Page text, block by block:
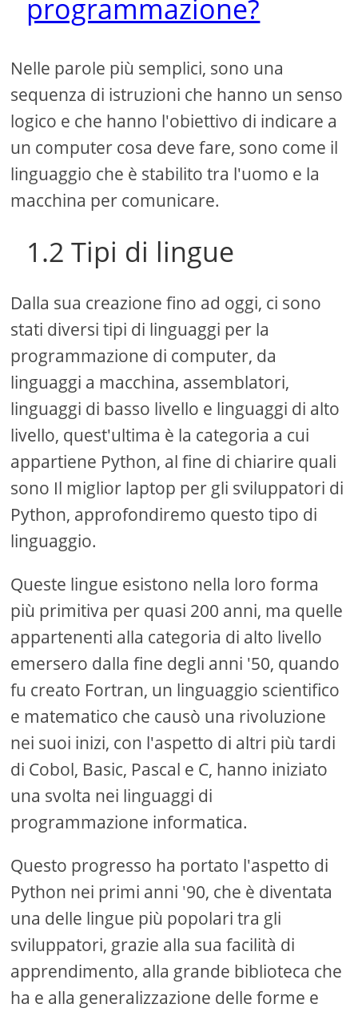
programmazione?
Nelle parole più semplici, sono una
sequenza di istruzioni che hanno un senso
logico e che hanno l'obiettivo di indicare a
un computer cosa deve fare, sono come il
linguaggio che è stabilito tra l'uomo e la
macchina per comunicare.
1.2 Tipi di lingue
Dalla sua creazione fino ad oggi, ci sono
stati diversi tipi di linguaggi per la
programmazione di computer, da
linguaggi a macchina, assemblatori,
linguaggi di basso livello e linguaggi di alto
livello, quest'ultima è la categoria a cui
appartiene Python, al fine di chiarire quali
sono Il miglior laptop per gli sviluppatori di
Python, approfondiremo questo tipo di
linguaggio.
Queste lingue esistono nella loro forma
più primitiva per quasi 200 anni, ma quelle
appartenenti alla categoria di alto livello
emersero dalla fine degli anni '50, quando
fu creato Fortran, un linguaggio scientifico
e matematico che causò una rivoluzione
nei suoi inizi, con l'aspetto di altri più tardi
di Cobol, Basic, Pascal e C, hanno iniziato
una svolta nei linguaggi di
programmazione informatica.
Questo progresso ha portato l'aspetto di
Python nei primi anni '90, che è diventata
una delle lingue più popolari tra gli
sviluppatori, grazie alla sua facilità di
apprendimento, alla grande biblioteca che
ha e alla generalizzazione delle forme e